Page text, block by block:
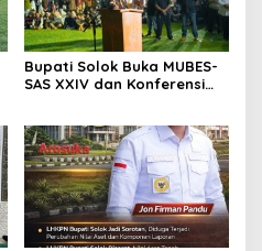
Bupati Solok Buka MUBES-
SAS XXIV dan Konferensi